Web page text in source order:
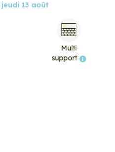
jeudi 13 août
Multi
support